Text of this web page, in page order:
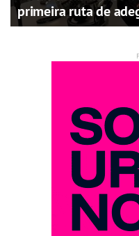
primeira ruta de